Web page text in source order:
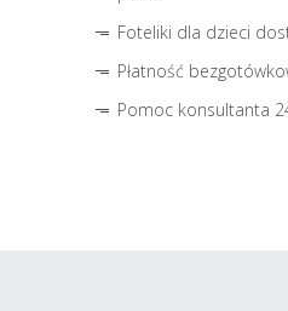
Foteliki dla dzieci
Płatność
Pomoc konsultanta